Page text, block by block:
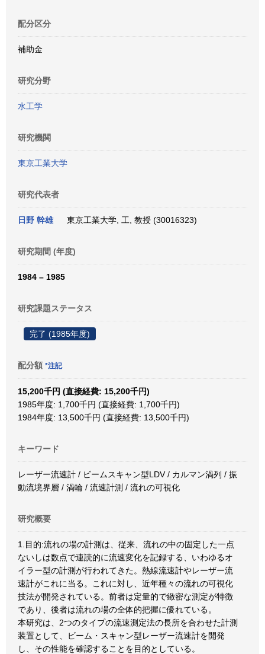
配分区分
補助金
研究分野
水工学
研究機関
東京工業大学
研究代表者
日野 幹雄 東京工業大学, 工, 教授 (30016323)
研究期間 (年度)
1984 – 1985
研究課題ステータス
完了 (1985年度)
配分額 *注記
15,200千円 (直接経費: 15,200千円)
1985年度: 1,700千円 (直接経費: 1,700千円)
1984年度: 13,500千円 (直接経費: 13,500千円)
キーワード
レーザー流速計 / ビームスキャン型LDV / カルマン渦列 / 振
動流境界層 / 渦輪 / 流速計測 / 流れの可視化
研究概要
1.目的:流れの場の計測は、従来、流れの中の固定した一点
ないしは数点で連読的に流速変化を記録する、いわゆるオ
イラー型の計測が行われてきた。熱線流速計やレーザー流
速計がこれに当る。これに対し、近年種々の流れの可視化
技法が開発されている。前者は定量的で緻密な測定が特徴
であり、後者は流れの場の全体的把握に優れている。
本研究は、2つのタイプの流速測定法の長所を合わせた計測
装置として、ビーム・スキャン型レーザー流速計を開発
し、その性能を確認することを目的としている。